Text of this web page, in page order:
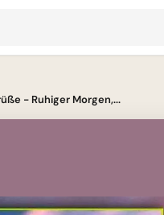
- Ruhiger Morgen,...